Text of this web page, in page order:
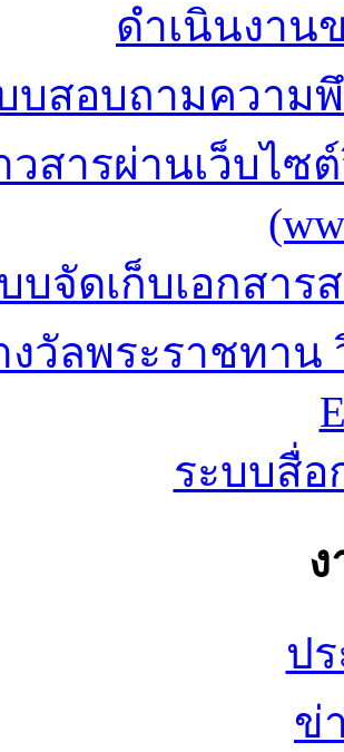
ดำเนินงาน
บสอบถามความ
วสารผ่านเว็บไซ
บจัดเก็บเอกสา
งวัลพระราชทา
ระบบสื่อ
ป
ข่